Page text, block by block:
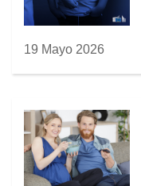
19 Mayo 2026